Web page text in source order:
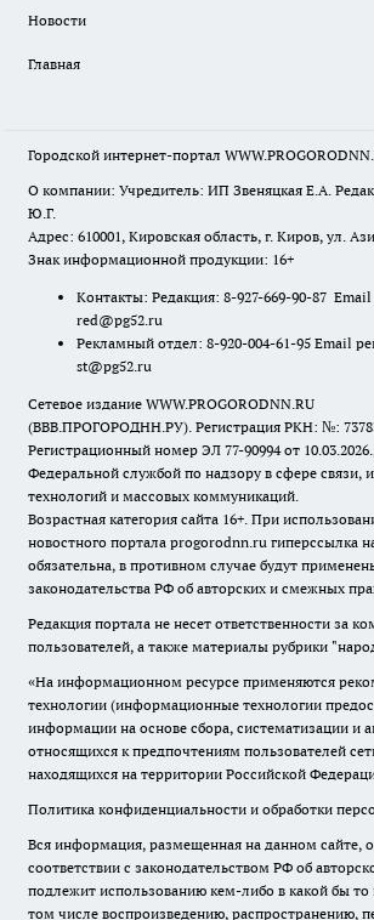
Новости
Главная
Городской интернет-портал
О компании: Учредитель: ИП Звеняцкая Е.А.
Ю.Г.
Адрес: 610001, Кировская область, г. Киров, ул.
Знак информационной продукции: 16+
Контакты: Редакция: 8-927-669-90-87
red@pg52.ru
Рекламный отдел: 8-920-004-61-95 Email
st@pg52.ru
Сетевое издание WWW.PROGORODNN.RU
(ВВВ.ПРОГОРОДНН.РУ). Регистрация РКН: №:
Регистрационный номер ЭЛ 77-90994 от
Федеральной службой по надзору в сфере
технологий и массовых коммуникаций.
Возрастная категория сайта 16+. При
новостного портала progorodnn.ru гиперссылка
обязательна, в противном случае будут
законодательства РФ об авторских и смежных
Редакция портала не несет ответственности за
пользователей, а также материалы рубрики
«На информационном ресурсе применяются
технологии (информационные технологии
информации на основе сбора, систематизации и
относящихся к предпочтениям пользователей
находящихся на территории Российской
Политика конфиденциальности и обработки
Вся информация, размещенная на данном сайте,
соответствии с законодательством РФ об
подлежит использованию кем-либо в какой бы
том числе воспроизведению, распространению,